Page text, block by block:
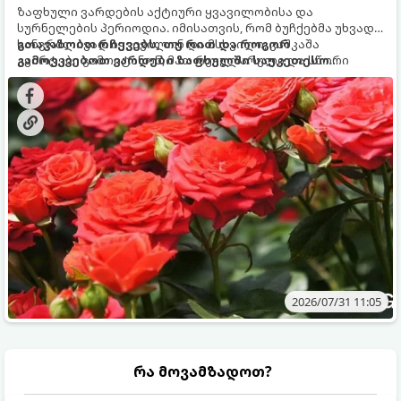
ზაფხული ვარდების აქტიური ყვავილობისა და
სურნელების პერიოდია. იმისათვის, რომ ბუჩქებმა უხვად,
ხანგრძლივად იყვავილონ და მსხვილი, კაშკაშა
კვირტები გამოიტანონ, მათ რეგულარული და სწორი
გამოკვება სჭირდებათ. ზაფხულის პერიოდში მცენარის
მოთხოვნილებები იცვლება, ამიტომ მნიშვნელოვანია
ვიცოდეთ, რომელი სასუქები გამოიყენება ამ დროს.
გთავაზობთ რჩევებს, თუ რით და როგორ
გამოვკვებოთ ვარდები ზაფხულში საუკეთესო
შედეგის მისაღწევად:
2026/07/31 11:05
რა მოვამზადოთ?